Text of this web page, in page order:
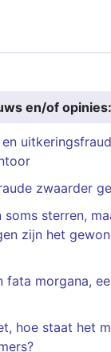
en/of opinies:
zwaarder
sterren,
zijn het
fata morgana,
hoe staat het